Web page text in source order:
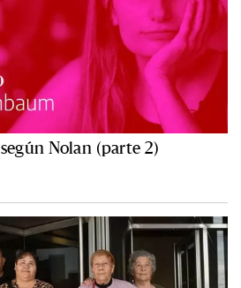
Nolan (parte 2)